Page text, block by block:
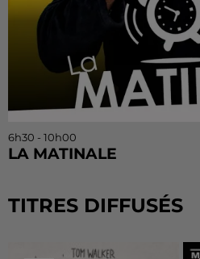
6h30 - 10h00
LA MATINALE
TITRES DIFFUSÉS